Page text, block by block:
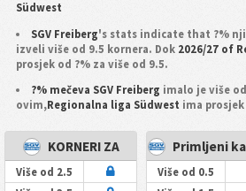
Südwest
SGV Freiberg's stats indicate that ?%
izveli više od 9.5 kornera. Dok 2026/27 of
prosjek od ?% za više od 9.5.
?% mečeva SGV Freiberg imalo je više
ovim,Regionalna liga Südwest ima
KORNERI ZA
Više od 2.5
Primljeni
Više od 0.5